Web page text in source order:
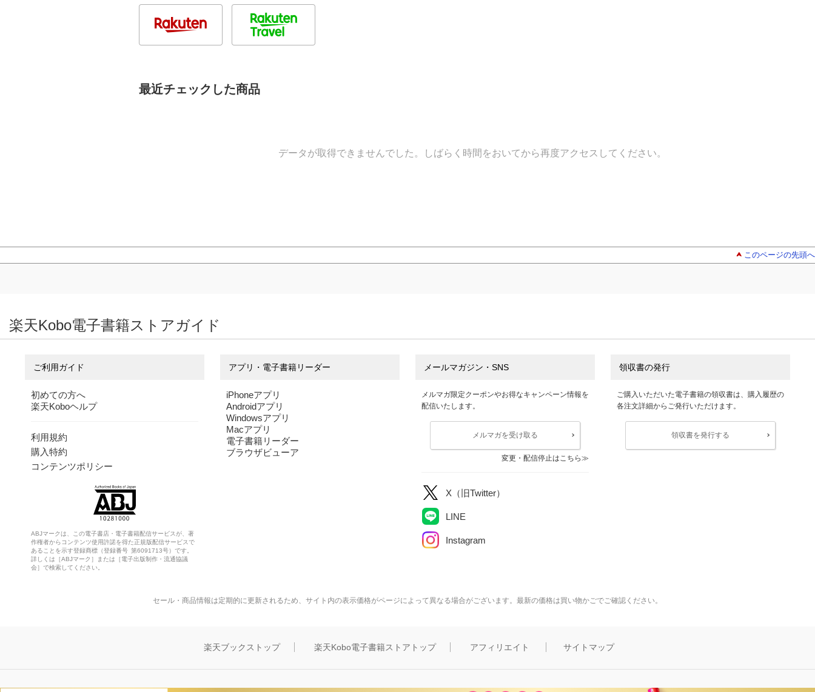
最近チェックした商品
データが取得できませんでした。しばらく時間をおいてから再度アクセスしてください。
このページの先頭へ
楽天Kobo電子書籍ストアガイド
ご利用ガイド
初めての方へ
楽天Koboヘルプ
利用規約
購入特約
コンテンツポリシー
ABJマークは、この電子書店・電子書籍配信サービスが、著
作権者からコンテンツ使用許諾を得た正規版配信サービスで
あることを示す登録商標（登録番号 第6091713号）です。
詳しくは［ABJマーク］または［電子出版制作・流通協議
会］で検索してください。
アプリ・電子書籍リーダー
iPhoneアプリ
Androidアプリ
Windowsアプリ
Macアプリ
電子書籍リーダー
ブラウザビューア
メールマガジン・SNS
メルマガ限定クーポンやお得なキャンペーン情報を
配信いたします。
メルマガを受け取る
変更・配信停止はこちら
X（旧Twitter）
LINE
Instagram
領収書の発行
ご購入いただいた電子書籍の領収書は、購入履歴の
各注文詳細からご発行いただけます。
領収書を発行する
セール・商品情報は定期的に更新されるため、サイト内の表示価格がページによって異なる場合がございます。最新の価格は買い物かごでご確認ください。
楽天ブックストップ 楽天Kobo電子書籍ストアトップ アフィリエイト サイトマップ